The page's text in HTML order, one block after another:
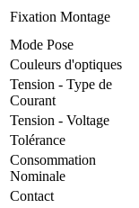
Fixation Montage
Mode Pose
Couleurs d'optiques
Tension - Type de
Courant
Tension - Voltage
Tolérance
Consommation
Nominale
Contact